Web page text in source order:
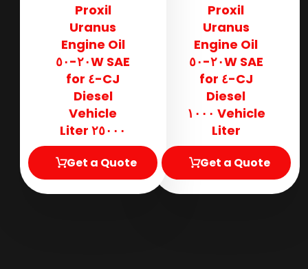
Proxil
Uranus
Engine Oil
SAE ٢٠W-٥٠
CJ-٤ for
Diesel
Vehicle ١٠٠٠
Liter
Get a Quote
Proxil
Uranus
Engine Oil
SAE ٢٠W-٥٠
CJ-٤ for
Diesel
Vehicle
٢٥٠٠٠ Liter
Get a Quote